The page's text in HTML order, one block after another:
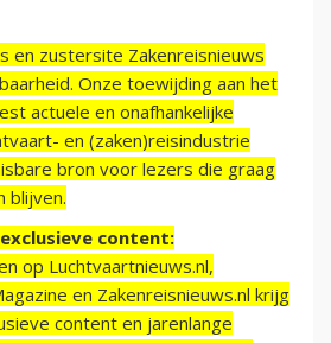
en zustersite Zakenreisnieuws
Onze toewijding aan het
actuele en onafhankelijke
en (zaken)reisindustrie
bron voor lezers die graag
blijven.
content:
op Luchtvaartnieuws.nl,
en Zakenreisnieuws.nl krijg
content en jarenlange